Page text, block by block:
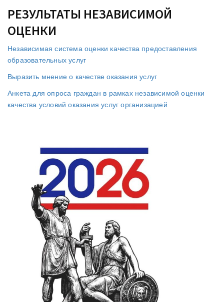
РЕЗУЛЬТАТЫ НЕЗАВИСИМОЙ
ОЦЕНКИ
Независимая система оценки качества предоставления
образовательных услуг
Выразить мнение о качестве оказания услуг
Анкета для опроса граждан в рамках независимой оценки
качества условий оказания услуг организацией